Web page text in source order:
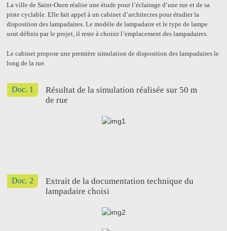
La ville de Saint-Ouen réalise une étude pour l’éclairage d’une rue et de sa
piste cyclable. Elle fait appel à un cabinet d’architectes pour étudier la
disposition des lampadaires. Le modèle de lampadaire et le type de lampe
sont définis par le projet, il reste à choisir l’emplacement des lampadaires.
Le cabinet propose une première simulation de disposition des lampadaires le
long de la rue.
Doc. 1
Résultat de la simulation réalisée sur 50 m
de rue
Doc. 2
Extrait de la documentation technique du
lampadaire choisi